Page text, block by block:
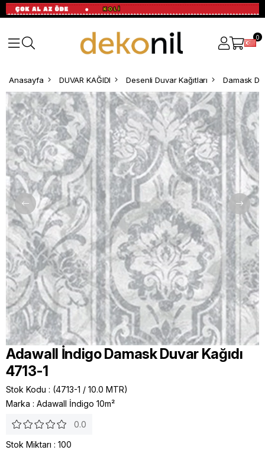
0
Anasayfa DUVAR KAĞIDI Desenli Duvar Kağıtları Damask
Adawall İndigo Damask Duvar Kağıdı
4713-1
Stok Kodu
(4713-1 / 10.0 MTR)
Marka : Adawall İndigo 10m²
0.0
Stok Miktarı : 100